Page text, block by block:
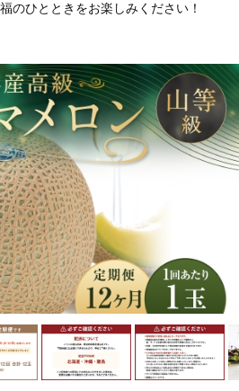
ヶ月定期便】 静岡県産 高級 アローマメロン
ヶ月定期便】 静岡県産 高級 アローマメロン 約
ツ(定期便) 【12ヶ月定期便】 静岡県産
のひとときをお楽しみください！